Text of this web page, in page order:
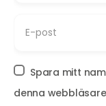
Spara mitt
denna